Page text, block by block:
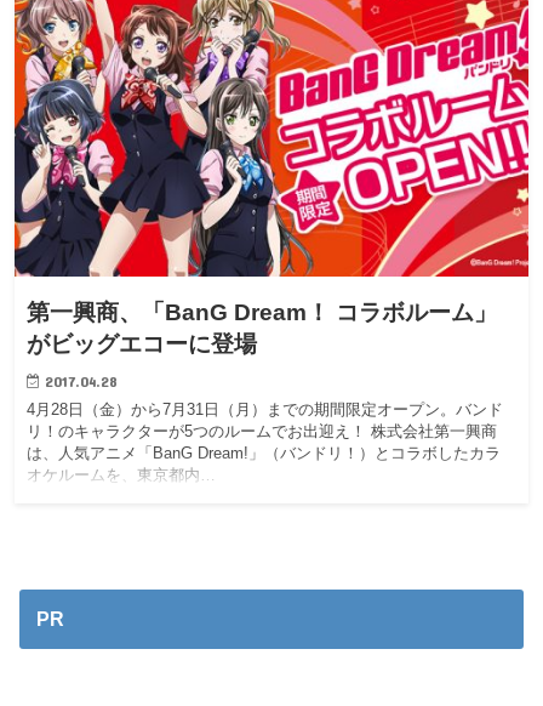
第一興商、「BanG Dream！ コラボルーム」
がビッグエコーに登場
2017.04.28
4月28日（金）から7月31日（月）までの期間限定オープン。バンド
リ！のキャラクターが5つのルームでお出迎え！ 株式会社第一興商
は、人気アニメ「BanG Dream!」（バンドリ！）とコラボしたカラ
オケルームを、東京都内…
PR